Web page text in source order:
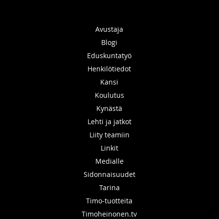
Avustaja
Blogi
Eduskuntatyö
Henkilötiedot
Kansi
Koulutus
Kynästä
Lehti ja jatkot
Liity teamiin
Linkit
Medialle
Sidonnaisuudet
Tarina
Timo-tuotteita
Timoheinonen.tv